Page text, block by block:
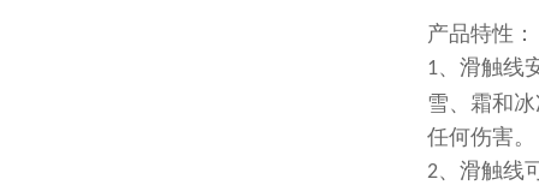
产品特性：
1、滑触线
雪、霜和
任何伤害。
2、滑触线